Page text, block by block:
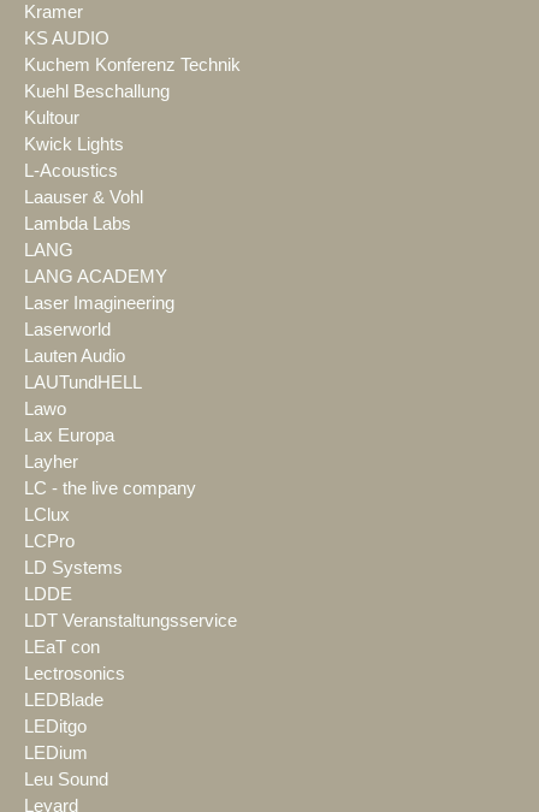
Kramer
KS AUDIO
Kuchem Konferenz Technik
Kuehl Beschallung
Kultour
Kwick Lights
L-Acoustics
Laauser & Vohl
Lambda Labs
LANG
LANG ACADEMY
Laser Imagineering
Laserworld
Lauten Audio
LAUTundHELL
Lawo
Lax Europa
Layher
LC - the live company
LClux
LCPro
LD Systems
LDDE
LDT Veranstaltungsservice
LEaT con
Lectrosonics
LEDBlade
LEDitgo
LEDium
Leu Sound
Leyard